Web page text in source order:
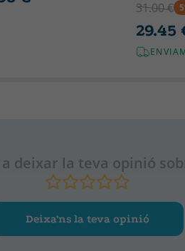
31.00 €
29.45
deixar la teva opinió
Deixa’ns la teva opinió